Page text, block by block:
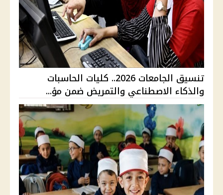
تنسيق الجامعات 2026.. كليات الحاسبات
والذكاء الاصطناعي والتمريض ضمن مؤ...